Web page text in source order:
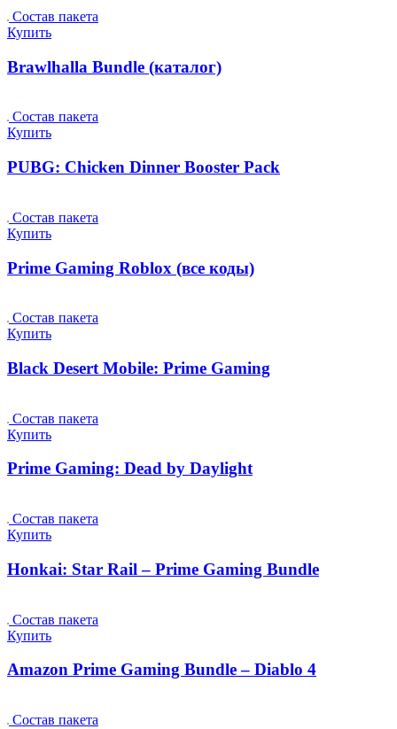
Состав пакета
Купить
Brawlhalla Bundle (каталог)
Состав пакета
Купить
PUBG: Chicken Dinner Booster Pack
Состав пакета
Купить
Prime Gaming Roblox (все коды)
Состав пакета
Купить
Black Desert Mobile: Prime Gaming
Состав пакета
Купить
Prime Gaming: Dead by Daylight
Состав пакета
Купить
Honkai: Star Rail – Prime Gaming Bundle
Состав пакета
Купить
Amazon Prime Gaming Bundle – Diablo 4
Состав пакета